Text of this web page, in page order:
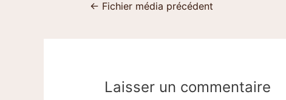
← Fichier média précédent
Laisser un commentaire